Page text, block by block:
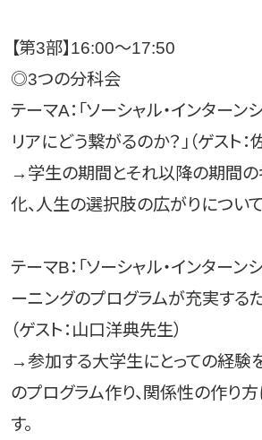
【第3部】16:00～17:50
◎3つの分科会
テーマA：「ソーシャル・インター
リアにどう繋がるのか？」（ゲスト：
→学生の期間とそれ以降の期間の
化、人生の選択肢の広がりについて
テーマB：「ソーシャル・インターン
ーニングのプログラムが充実する
（ゲスト：山口洋典先生）
→参加する大学生にとっての経験
のプログラム作り、関係性の作り
す。